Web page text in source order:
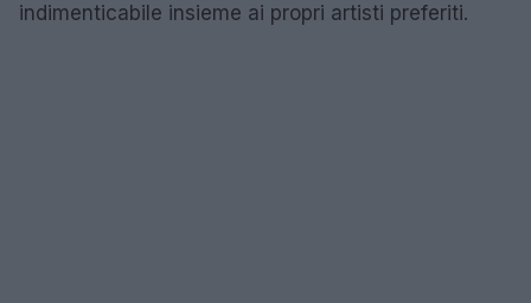
indimenticabile insieme ai propri artisti preferiti.